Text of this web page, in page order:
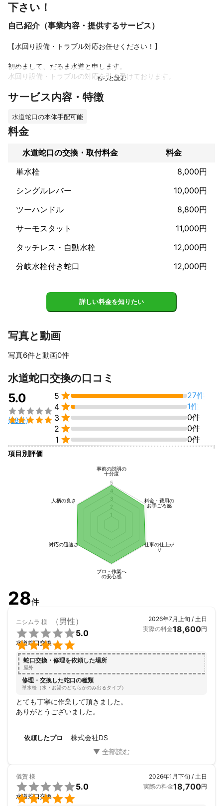
下さい！
自己紹介（事業内容・提供するサービス）
【水回り設備・トラブル対応お任せください！】
初めまして、だるま水道と申します。
水回り設備・トラブルの対応を引き受けております。
●水道蛇口交換・修理
●排水管洗浄
●水道管の凍結解氷・修理
●給水管の保温・保護
など水回り全般を得意としております。
ミツモアのチャットより詳細な打ち合わせが可能です。
まずは一度お気軽にご相談ください！
サービス内容・特徴
水道蛇口の本体手配可能
料金
水道蛇口の交換・取付料金
料金
単水栓
8,000円
シングルレバー
10,000円
ツーハンドル
8,800円
サーモスタット
11,000円
タッチレス・自動水栓
12,000円
分岐水栓付き蛇口
12,000円
詳しい料金を知りたい
写真と動画
写真6件と動画0件
水道蛇口交換の口コミ
5.0


(28件)
5 
27件
4 
1件
3 
0件
2 
0件
1  0件
項目別評価
事前の説明の
十分度
料金・費用の
お手ごろ感
仕事の仕上が
り
プロ・作業へ
の安心感
対応の迅速さ
人柄の良さ
1
2
3
4
5
28件
ニシムラ 様 （男性）


5.0
水道蛇口交換
2026年7月上旬 / 土日
実際の料金18,600円
蛇口交換・修理を依頼した場所
屋外
修理・交換した蛇口の種類
単水栓（水・お湯のどちらかのみ出るタイプ）
とても丁寧に作業して頂きました。
ありがとうございました。
依頼したプロ 株式会社DS
儀賀 様


5.0
水道蛇口交換
2026年1月下旬 / 土日
実際の料金18,700円